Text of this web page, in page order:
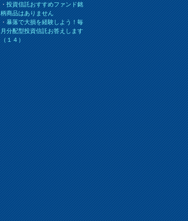
・投資信託おすすめファンド銘
柄商品はありません
・暴落で大損を経験しよう！毎
月分配型投資信託お答えします
（１４）